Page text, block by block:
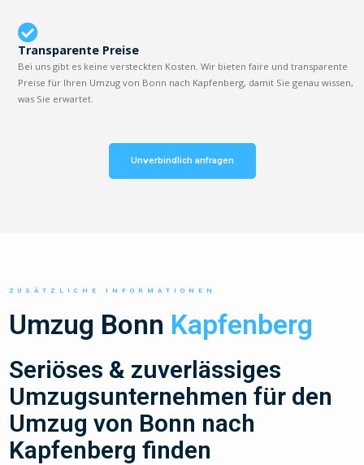
Transparente Preise
Bei uns gibt es keine versteckten Kosten. Wir bieten faire und transparente
Preise für Ihren Umzug von Bonn nach Kapfenberg, damit Sie genau wissen,
was Sie erwartet.
Unverbindlich anfragen
ZUSÄTZLICHE INFORMATIONEN
Umzug Bonn Kapfenberg
Seriöses & zuverlässiges
Umzugsunternehmen für den
Umzug von Bonn nach
Kapfenberg finden